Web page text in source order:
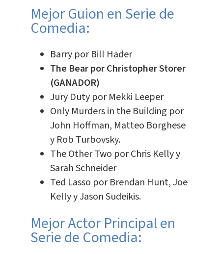
Mejor Guion en Serie de
Comedia:
Barry por Bill Hader
The Bear por Christopher Storer
(GANADOR)
Jury Duty por Mekki Leeper
Only Murders in the Building por
John Hoffman, Matteo Borghese
y Rob Turbovsky.
The Other Two por Chris Kelly y
Sarah Schneider
Ted Lasso por Brendan Hunt, Joe
Kelly y Jason Sudeikis.
Mejor Actor Principal en
Serie de Comedia: